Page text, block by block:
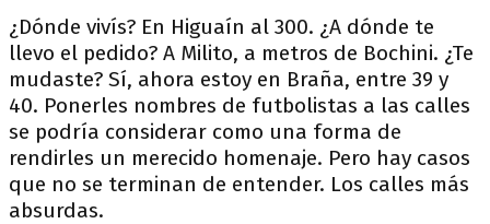
¿Dónde vivís? En Higuaín al 300. ¿A dónde te
llevo el pedido? A Milito, a metros de Bochini. ¿Te
mudaste? Sí, ahora estoy en Braña, entre 39 y
40. Ponerles nombres de futbolistas a las calles
se podría considerar como una forma de
rendirles un merecido homenaje. Pero hay casos
que no se terminan de entender. Los calles más
absurdas.